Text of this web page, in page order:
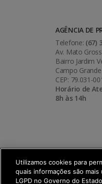
AGÊNCIA DE
Telefone: (67)
Av. Mato
Bairro Jardim
Campo
CEP: 79.031-
Horário de
8h às 14h
SETDIG |
Utilizamos cookies para
quais informações são
LGPD no Governo do